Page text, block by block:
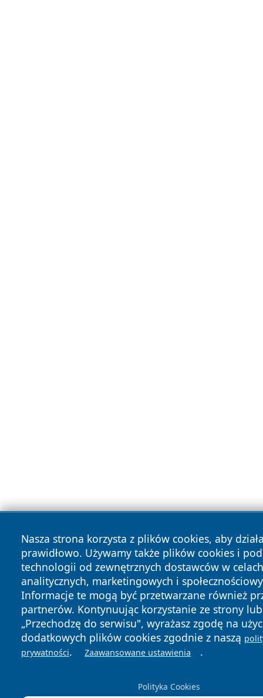
Nasza strona korzysta z plików cookies, aby
prawidłowo. Używamy także plików cookies i
technologii od zewnętrznych dostawców w celach
analitycznych, marketingowych i
Informacje te mogą być przetwarzane również
partnerów. Kontynuując korzystanie ze strony
„Przechodzę do serwisu", wyrażasz zgodę na
dodatkowych plików cookies zgodnie z naszą
prywatności. Zaawansowane ustawienia .
Polityka Cookies